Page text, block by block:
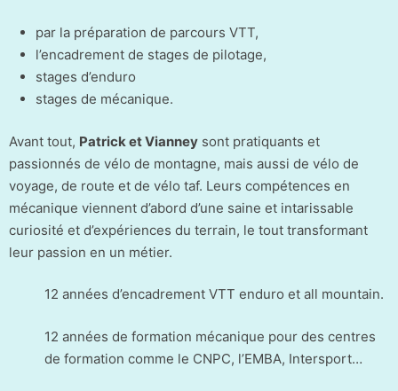
par la préparation de parcours VTT,
l’encadrement de stages de pilotage,
stages d’enduro
stages de mécanique.
Avant tout, Patrick et Vianney sont pratiquants et
passionnés de vélo de montagne, mais aussi de vélo de
voyage, de route et de vélo taf. Leurs compétences en
mécanique viennent d’abord d’une saine et intarissable
curiosité et d’expériences du terrain, le tout transformant
leur passion en un métier.
12 années d’encadrement VTT enduro et all mountain.
12 années de formation mécanique pour des centres
de formation comme le CNPC, l’EMBA, Intersport…